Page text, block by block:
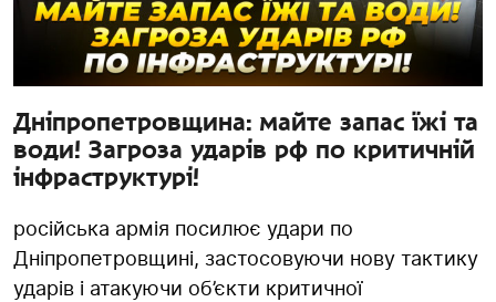
Дніпропетровщина: майте запас їжі та
води! Загроза ударів рф по критичній
інфраструктурі!
російська армія посилює удари по
Дніпропетровщині, застосовуючи нову тактику
ударів і атакуючи об’єкти критичної